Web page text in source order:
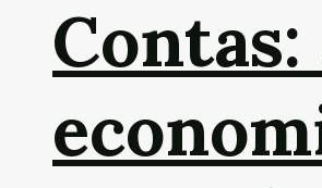
Contas: